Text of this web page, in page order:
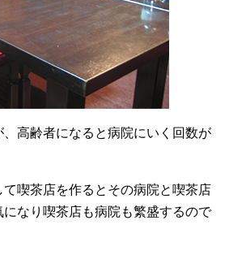
高齢者になると病院にいく回数が
喫茶店を作るとその病院と喫茶店
なり喫茶店も病院も繁盛するので